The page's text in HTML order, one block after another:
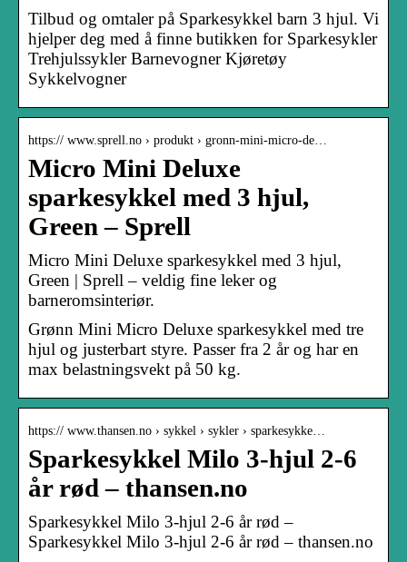
Tilbud og omtaler på Sparkesykkel barn 3 hjul. Vi
hjelper deg med å finne butikken for Sparkesykler
Trehjulssykler Barnevogner Kjøretøy
Sykkelvogner
https:// www.sprell.no › produkt › gronn-mini-micro-de…
Micro Mini Deluxe
sparkesykkel med 3 hjul,
Green – Sprell
Micro Mini Deluxe sparkesykkel med 3 hjul,
Green | Sprell – veldig fine leker og
barneromsinteriør.
Grønn Mini Micro Deluxe sparkesykkel med tre
hjul og justerbart styre. Passer fra 2 år og har en
max belastningsvekt på 50 kg.
https:// www.thansen.no › sykkel › sykler › sparkesykke…
Sparkesykkel Milo 3-hjul 2-6
år rød – thansen.no
Sparkesykkel Milo 3-hjul 2-6 år rød –
Sparkesykkel Milo 3-hjul 2-6 år rød – thansen.no